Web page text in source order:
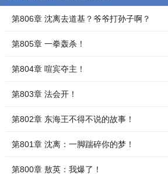
第806章 沈离去道基？爷爷打孙子啊？
第805章 一拳轰杀！
第804章 喧宾夺主！
第803章 法会开！
第802章 东海王不得不说的故事！
第801章 沈离：一脚踹碎你的梦！
第800章 敖英：我爆了！